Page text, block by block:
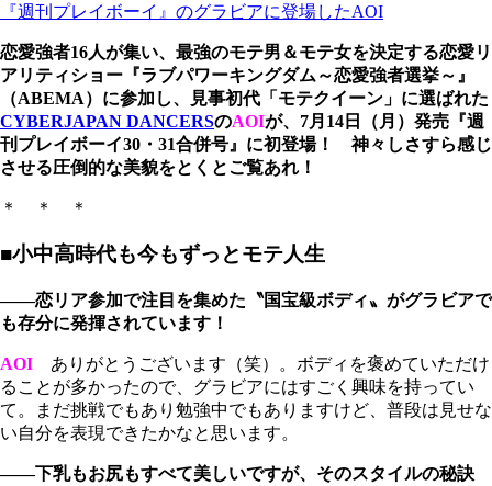
『週刊プレイボーイ』のグラビアに登場したAOI
恋愛強者16人が集い、最強のモテ男＆モテ女を決定する恋愛リ
アリティショー『ラブパワーキングダム～恋愛強者選挙～』
（ABEMA）に参加し、見事初代「モテクイーン」に選ばれた
CYBERJAPAN DANCERSのAOIが、7月14日（月）発売『週
刊プレイボーイ30・31合併号』に初登場！ 神々しさすら感じ
させる圧倒的な美貌をとくとご覧あれ！
＊ ＊ ＊
■小中高時代も今もずっとモテ人生
――恋リア参加で注目を集めた〝国宝級ボディ〟がグラビアで
も存分に発揮されています！
AOI ありがとうございます（笑）。ボディを褒めていただけ
ることが多かったので、グラビアにはすごく興味を持ってい
て。まだ挑戦でもあり勉強中でもありますけど、普段は見せな
い自分を表現できたかなと思います。
――下乳もお尻もすべて美しいですが、そのスタイルの秘訣